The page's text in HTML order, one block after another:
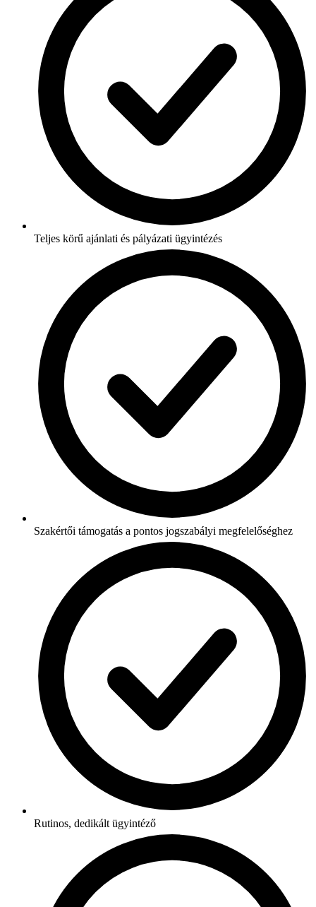
Teljes körű ajánlati és pályázati ügyintézés
Szakértői támogatás a pontos jogszabályi megfelelőséghez
Rutinos, dedikált ügyintéző